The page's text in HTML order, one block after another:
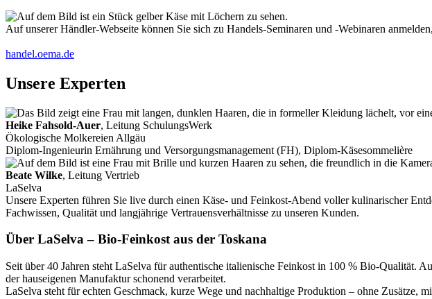
Auf unserer Händler-Webseite können Sie sich zu Handels-Seminaren und -Webinaren
handel.oema.de
Unsere Experten
Heike Fahsold-Auer, Leitung SchulungsWerk
Ökologische Molkereien Allgäu
Diplom-Ingenieurin Ernährung und Versorgungsmanagement (FH), Diplom-Käsesommelière
Beate Wilke, Leitung Vertrieb
LaSelva
Unsere Experten führen Sie live durch einen Käse- und Feinkost-Abend voller kulinarischer
Fachwissen, Qualität und langjährige Vertrauensverhältnisse zu unseren Kunden.
Über LaSelva – Bio-Feinkost aus der Toskana
Seit über 40 Jahren steht LaSelva für authentische italienische Feinkost in 100 % Bio-Qualität.
der hauseigenen Manufaktur schonend verarbeitet.
LaSelva steht für echten Geschmack, kurze Wege und nachhaltige Produktion – ohne Zusätze,